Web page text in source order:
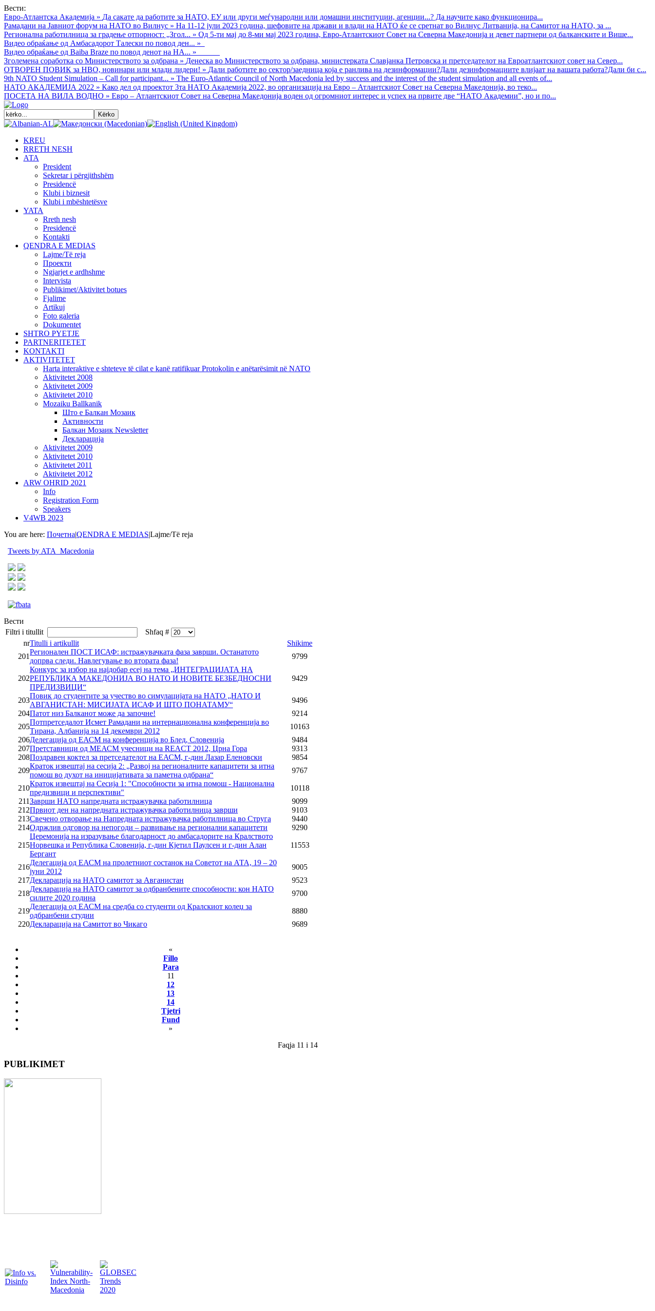
Вести:
Евро-Атлантска Академија » Да сакате да работите за НАТО, ЕУ или други меѓународни или домашни институции, агенции...? Да научите како функционира...
Рамадани на Јавниот форум на НАТО во Вилнус » На 11-12 јули 2023 година, шефовите на држави и влади на НАТО ќе се сретнат во Вилнус Литванија, на Самитот на НАТО, за ...
Регионална работилница за градење отпорност: „Згол... » Од 5-ти мај до 8-ми мај 2023 година, Евро-Атлантскиот Совет на Северна Македонија и девет партнери од балканските и Више...
Видео обраќањe од Амбасадорот Талески по повод ден... »
Видео обраќање од Baiba Braze по повод денот на НА... »
Зголемена соработка со Министерството за одбрана » Денеска во Министерството за одбрана, министерката Славјанка Петровска и претседателот на Евроатлантскиот совет на Север...
ОТВОРЕН ПОВИК за НВО, новинари или млади лидери! » Дали работите во сектор/заедница која е ранлива на дезинформации?Дали дезинформациите влијаат на вашата работа?Дали би с...
9th NATO Student Simulation – Call for participant... » The Euro-Atlantic Council of North Macedonia led by success and the interest of the student simulation and all events of...
НАТО АКАДЕМИЈА 2022 » Како дел од проектот 3та НАТО Академија 2022, во организација на Евро – Атлантскиот Совет на Северна Македонија, во теко...
ПОСЕТА НА ВИЛА ВОДНО » Евро – Атлантскиот Совет на Северна Македонија воден од огромниот интерес и успех на првите две “НАТО Академии”, но и по...
KREU
RRETH NESH
АТА
President
Sekretar i përgjithshëm
Presidencë
Klubi i biznesit
Klubi i mbështetësve
YATA
Rreth nesh
Presidencë
Kontakti
QENDRA E MEDIAS
Lajme/Të reja
Проекти
Ngjarjet e ardhshme
Intervista
Publikimet/Aktivitet botues
Fjalime
Artikuj
Foto galeria
Dokumentet
SHTRO PYETJE
PARTNERITETET
KONTAKTI
AKTIVITETET
Harta interaktive e shteteve të cilat e kanë ratifikuar Protokolin e anëtarësimit në NATO
Aktivitetet 2008
Aktivitetet 2009
Aktivitetet 2010
Mozaiku Ballkanik
Што е Балкан Мозаик
Активности
Балкан Мозаик Newsletter
Декларација
Aktivitetet 2009
Aktivitetet 2010
Aktivitetet 2011
Aktivitetet 2012
ARW OHRID 2021
Info
Registration Form
Speakers
V4WB 2023
You are here: Почетна|QENDRA E MEDIAS|Lajme/Të reja
Tweets by ATA_Macedonia
Вести
Filtri i titullit
Shfaq #
nrTitulli i artikullit
Shikime
201
Регионален ПОСТ ИСАФ: истражувачката фаза заврши. Останатото
допрва следи. Навлегување во втората фаза!
9799
202
Конкурс за избор на најдобар есеј на тема „ИНТЕГРАЦИЈАТА НА
РЕПУБЛИКА МАКЕДОНИЈА ВО НАТО И НОВИТЕ БЕЗБЕДНОСНИ
ПРЕДИЗВИЦИ“
9429
203
Повик до студентите за учество во симулацијата на НАТО „НАТО И
АВГАНИСТАН: МИСИЈАТА ИСАФ И ШТО ПОНАТАМУ“
9496
204Патот низ Балканот може да започне!
9214
205
Потпретседалот Исмет Рамадани на интернационална конференција во
Тирана, Албанија на 14 декември 2012
10163
206Делегација од ЕАСМ на конференција во Блед, Словенија
9484
207Претставници од МЕАСМ учесници на REACT 2012, Црна Гора
9313
208Поздравен коктел за претседателот на ЕАСМ, г-дин Лазар Еленовски
9854
209
Краток извештај на сесија 2: „Развој на регионалните капацитети за итна
помош во духот на иницијативата за паметна одбрана“
9767
210
Краток извештај на Сесија 1: "Способности за итна помош - Национална
предизвици и перспективи"
10118
211Заврши НАТО напредната истражувачка работилница
9099
212Првиот ден на напредната истражувачка работилница заврши
9103
213Свечено отворање на Напредната истражувачка работилница во Струга
9440
214Одржлив одговор на непогоди – развивање на регионални капацитети 9290
215
Церемонија на изразување благодарност до амбасадорите на Кралството
Норвешка и Република Словенија, г-дин Кјетил Паулсен и г-дин Алан
Бергант
11553
216
Делегација од ЕАСМ на пролетниот состанок на Советот на АТА, 19 – 20
јуни 2012
9005
217Декларација на НАТО самитот за Aвганистан
9523
218
Декларација на НАТО самитот за одбранбените способности: кон НАТО
силите 2020 година
9700
219
Делегација од ЕАСМ на средба со студенти од Кралскиот колеџ за
одбранбени студии
8880
220Декларација на Самитот во Чикаго 9689
«
Fillo
Para
11
12
13
14
Tjetri
Fund
»
Faqja 11 i 14
PUBLIKIMET